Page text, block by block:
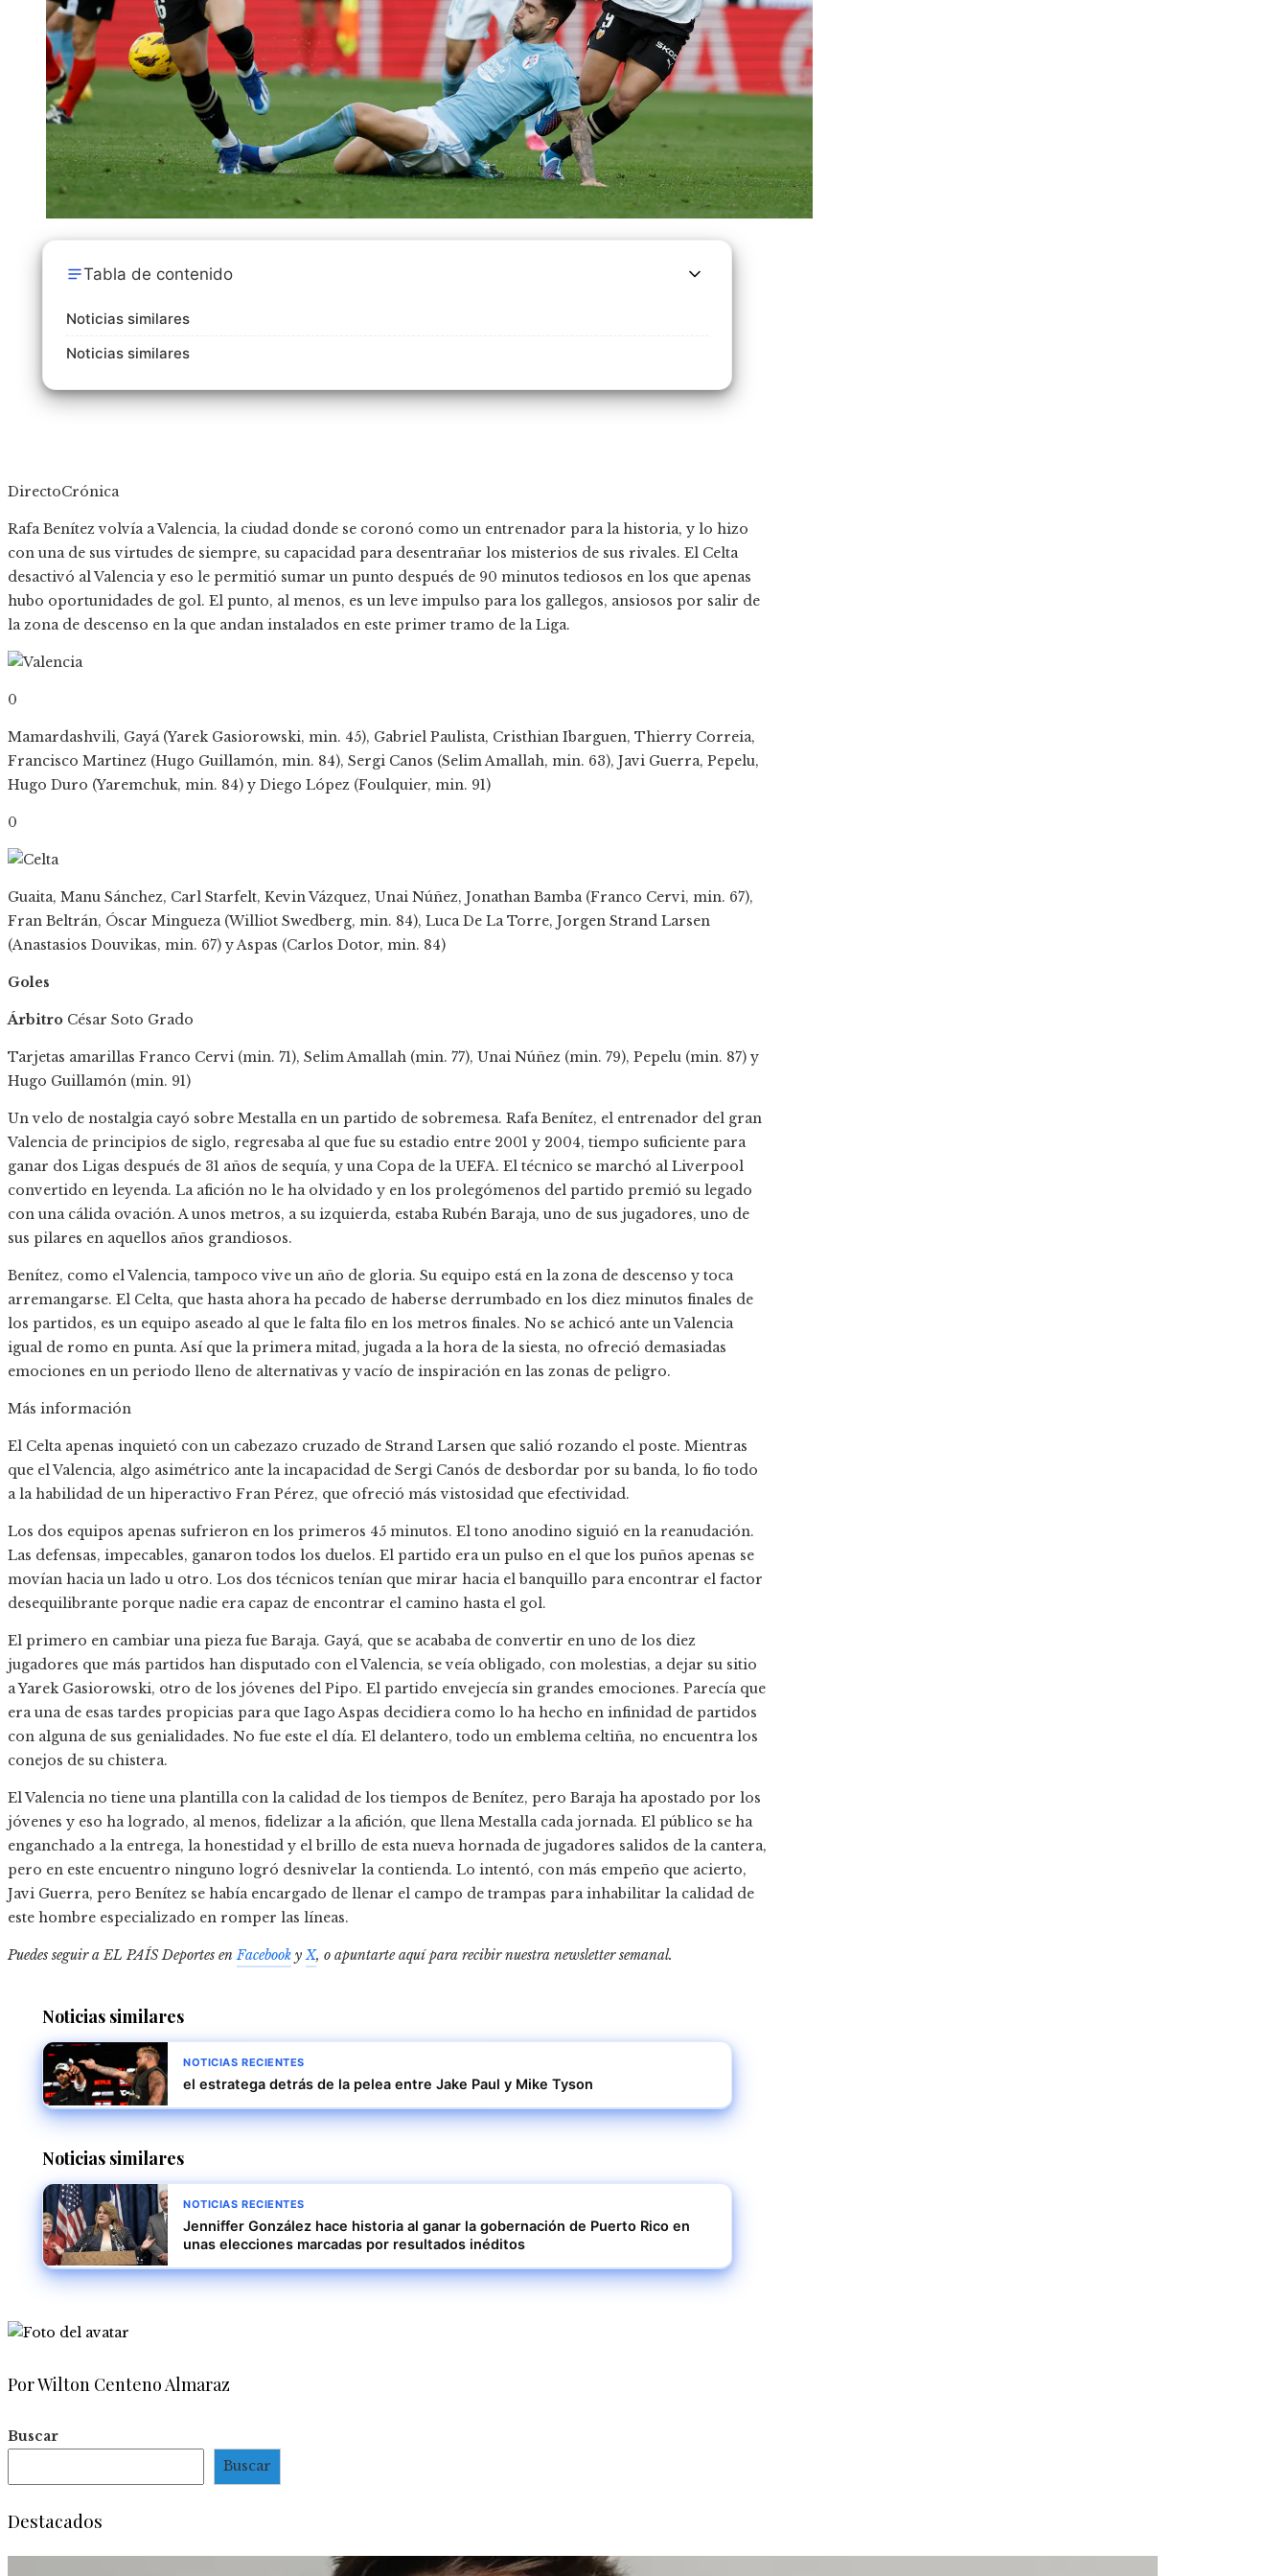
Tabla de contenido
Noticias similares
Noticias similares
DirectoCrónica
Rafa Benítez volvía a Valencia, la ciudad donde se coronó como un entrenador para la historia, y lo hizo
con una de sus virtudes de siempre, su capacidad para desentrañar los misterios de sus rivales. El Celta
desactivó al Valencia y eso le permitió sumar un punto después de 90 minutos tediosos en los que apenas
hubo oportunidades de gol. El punto, al menos, es un leve impulso para los gallegos, ansiosos por salir de
la zona de descenso en la que andan instalados en este primer tramo de la Liga.
0
Mamardashvili, Gayá (Yarek Gasiorowski, min. 45), Gabriel Paulista, Cristhian Ibarguen, Thierry Correia,
Francisco Martinez (Hugo Guillamón, min. 84), Sergi Canos (Selim Amallah, min. 63), Javi Guerra, Pepelu,
Hugo Duro (Yaremchuk, min. 84) y Diego López (Foulquier, min. 91)
0
Guaita, Manu Sánchez, Carl Starfelt, Kevin Vázquez, Unai Núñez, Jonathan Bamba (Franco Cervi, min. 67),
Fran Beltrán, Óscar Mingueza (Williot Swedberg, min. 84), Luca De La Torre, Jorgen Strand Larsen
(Anastasios Douvikas, min. 67) y Aspas (Carlos Dotor, min. 84)
Goles
Árbitro César Soto Grado
Tarjetas amarillas Franco Cervi (min. 71), Selim Amallah (min. 77), Unai Núñez (min. 79), Pepelu (min. 87) y
Hugo Guillamón (min. 91)
Un velo de nostalgia cayó sobre Mestalla en un partido de sobremesa. Rafa Benítez, el entrenador del gran
Valencia de principios de siglo, regresaba al que fue su estadio entre 2001 y 2004, tiempo suficiente para
ganar dos Ligas después de 31 años de sequía, y una Copa de la UEFA. El técnico se marchó al Liverpool
convertido en leyenda. La afición no le ha olvidado y en los prolegómenos del partido premió su legado
con una cálida ovación. A unos metros, a su izquierda, estaba Rubén Baraja, uno de sus jugadores, uno de
sus pilares en aquellos años grandiosos.
Benítez, como el Valencia, tampoco vive un año de gloria. Su equipo está en la zona de descenso y toca
arremangarse. El Celta, que hasta ahora ha pecado de haberse derrumbado en los diez minutos finales de
los partidos, es un equipo aseado al que le falta filo en los metros finales. No se achicó ante un Valencia
igual de romo en punta. Así que la primera mitad, jugada a la hora de la siesta, no ofreció demasiadas
emociones en un periodo lleno de alternativas y vacío de inspiración en las zonas de peligro.
Más información
El Celta apenas inquietó con un cabezazo cruzado de Strand Larsen que salió rozando el poste. Mientras
que el Valencia, algo asimétrico ante la incapacidad de Sergi Canós de desbordar por su banda, lo fio todo
a la habilidad de un hiperactivo Fran Pérez, que ofreció más vistosidad que efectividad.
Los dos equipos apenas sufrieron en los primeros 45 minutos. El tono anodino siguió en la reanudación.
Las defensas, impecables, ganaron todos los duelos. El partido era un pulso en el que los puños apenas se
movían hacia un lado u otro. Los dos técnicos tenían que mirar hacia el banquillo para encontrar el factor
desequilibrante porque nadie era capaz de encontrar el camino hasta el gol.
El primero en cambiar una pieza fue Baraja. Gayá, que se acababa de convertir en uno de los diez
jugadores que más partidos han disputado con el Valencia, se veía obligado, con molestias, a dejar su sitio
a Yarek Gasiorowski, otro de los jóvenes del Pipo. El partido envejecía sin grandes emociones. Parecía que
era una de esas tardes propicias para que Iago Aspas decidiera como lo ha hecho en infinidad de partidos
con alguna de sus genialidades. No fue este el día. El delantero, todo un emblema celtiña, no encuentra los
conejos de su chistera.
El Valencia no tiene una plantilla con la calidad de los tiempos de Benítez, pero Baraja ha apostado por los
jóvenes y eso ha logrado, al menos, fidelizar a la afición, que llena Mestalla cada jornada. El público se ha
enganchado a la entrega, la honestidad y el brillo de esta nueva hornada de jugadores salidos de la cantera,
pero en este encuentro ninguno logró desnivelar la contienda. Lo intentó, con más empeño que acierto,
Javi Guerra, pero Benítez se había encargado de llenar el campo de trampas para inhabilitar la calidad de
este hombre especializado en romper las líneas.
Puedes seguir a EL PAÍS Deportes enFacebook yX, o apuntarte aquí para recibirnuestra newsletter semanal.
Noticias similares
NOTICIAS RECIENTES
el estratega detrás de la pelea entre Jake Paul y Mike Tyson
Noticias similares
NOTICIAS RECIENTES
Jenniffer González hace historia al ganar la gobernación de Puerto Rico en
unas elecciones marcadas por resultados inéditos
Por Wilton Centeno Almaraz
Buscar
Buscar
Destacados